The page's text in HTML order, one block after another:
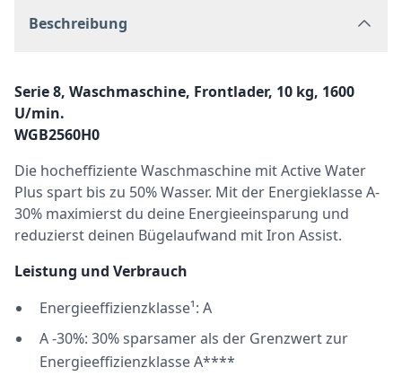
Beschreibung
Serie 8, Waschmaschine, Frontlader, 10 kg, 1600
U/min.
WGB2560H0
Die hocheffiziente Waschmaschine mit Active Water
Plus spart bis zu 50% Wasser. Mit der Energieklasse A-
30% maximierst du deine Energieeinsparung und
reduzierst deinen Bügelaufwand mit Iron Assist.
Leistung und Verbrauch
Energieeffizienzklasse¹: A
A -30%: 30% sparsamer als der Grenzwert zur
Energieeffizienzklasse A****